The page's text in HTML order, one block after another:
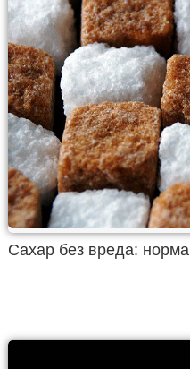
Сахар без вреда: